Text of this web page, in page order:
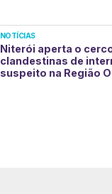
NOTÍCIAS
Niterói aperta o
clandestinas de
suspeito na Região